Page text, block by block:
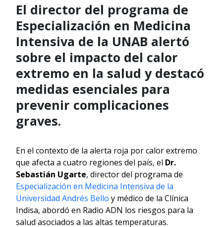
El director del programa de
Especialización en Medicina
Intensiva de la UNAB alertó
sobre el impacto del calor
extremo en la salud y destacó
medidas esenciales para
prevenir complicaciones
graves.
En el contexto de la alerta roja por calor extremo
que afecta a cuatro regiones del país, el Dr.
Sebastián Ugarte, director del programa de
Especialización en Medicina Intensiva de la
Universidad Andrés Bello y médico de la Clínica
Indisa, abordó en Radio ADN los riesgos para la
salud asociados a las altas temperaturas.